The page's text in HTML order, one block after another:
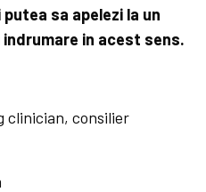
sa apelezi la un
in acest sens.
clinician, consilier